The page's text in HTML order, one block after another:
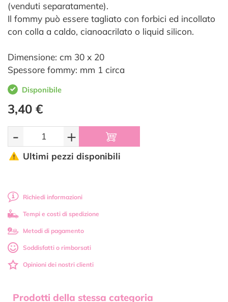
(venduti separatamente).
Il fommy può essere tagliato con forbici ed incollato
con colla a caldo, cianoacrilato o liquid silicon.
Dimensione: cm 30 x 20
Spessore fommy: mm 1 circa
Disponibile
3,40 €
- +
Ultimi pezzi disponibili
Richiedi informazioni
Tempi e costi di spedizione
Metodi di pagamento
Soddisfatti o rimborsati
Opinioni dei nostri clienti
Prodotti della stessa categoria